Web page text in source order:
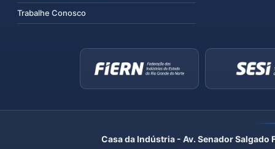
Trabalhe Conosco
Casa da Indústria - Av. Senador